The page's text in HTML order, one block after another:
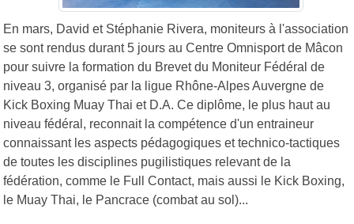
En mars, David et Stéphanie Rivera, moniteurs à l'association
se sont rendus durant 5 jours au Centre Omnisport de Mâcon
pour suivre la formation du Brevet du Moniteur Fédéral de
niveau 3, organisé par la ligue Rhône-Alpes Auvergne de
Kick Boxing Muay Thai et D.A. Ce diplôme, le plus haut au
niveau fédéral, reconnait la compétence d'un entraineur
connaissant les aspects pédagogiques et technico-tactiques
de toutes les disciplines pugilistiques relevant de la
fédération, comme le Full Contact, mais aussi le Kick Boxing,
le Muay Thai, le Pancrace (combat au sol)...